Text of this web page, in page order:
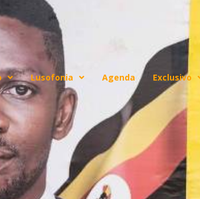
Lusofonia Agenda Exclusivo